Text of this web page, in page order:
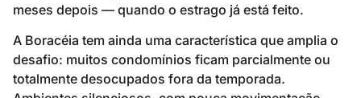
meses depois — quando o estrago já está feito.
A Boracéia tem ainda uma característica que amplia o
desafio: muitos condomínios ficam parcialmente ou
totalmente desocupados fora da temporada.